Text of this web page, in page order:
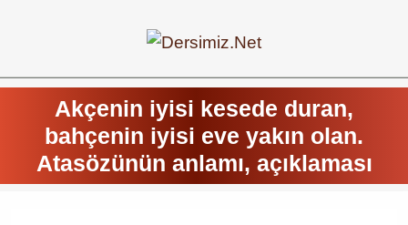
Akçenin iyisi kesede duran,
bahçenin iyisi eve yakın olan.
Atasözünün anlamı, açıklaması